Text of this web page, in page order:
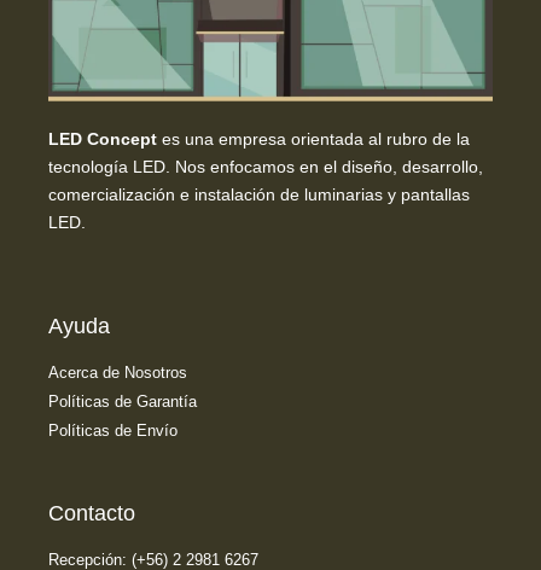
LED Concept es una empresa orientada al rubro de la
tecnología LED. Nos enfocamos en el diseño, desarrollo,
comercialización e instalación de luminarias y pantallas
LED.
Ayuda
Acerca de Nosotros
Políticas de Garantía
Políticas de Envío
Contacto
Recepción: (+56) 2 2981 6267